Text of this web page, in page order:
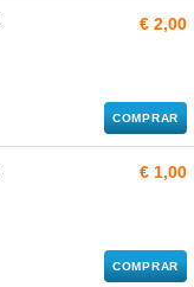
€ 2,00
COMPRAR
€ 1,00
COMPRAR